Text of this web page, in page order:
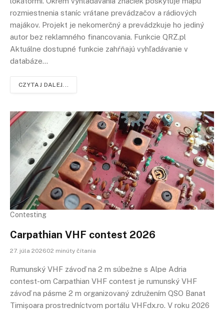
rozmiestnenia staníc vrátane prevádzačov a rádiových
majákov. Projekt je nekomerčný a prevádzkuje ho jediný
autor bez reklamného financovania. Funkcie QRZ.pl
Aktuálne dostupné funkcie zahŕňajú vyhľadávanie v
databáze…
CZYTAJ DALEJ...
Contesting
Carpathian VHF contest 2026
27. júla 202602 minúty čítania
Rumunský VHF závoď na 2 m súbežne s Alpe Adria
contest-om Carpathian VHF contest je rumunský VHF
závoď na pásme 2 m organizovaný združením QSO Banat
Timișoara prostredníctvom portálu VHFdx.ro. V roku 2026